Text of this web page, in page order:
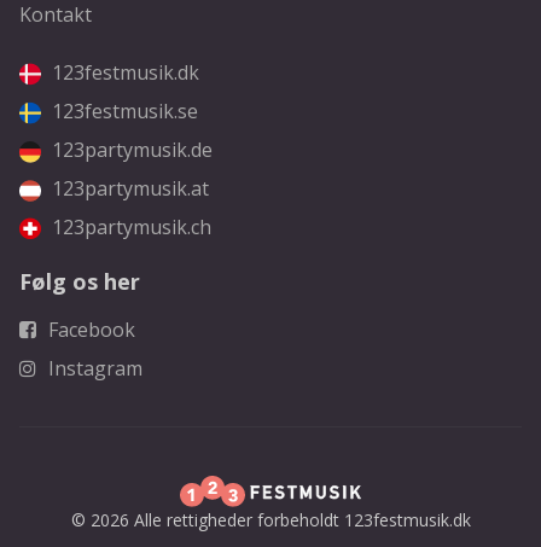
Kontakt
123festmusik.dk
123festmusik.se
123partymusik.de
123partymusik.at
123partymusik.ch
Følg os her
Facebook
Instagram
© 2026 Alle rettigheder forbeholdt 123festmusik.dk